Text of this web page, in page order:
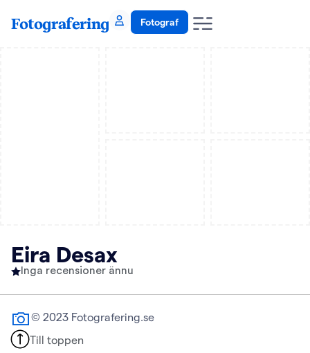
Fotografering Fotograf
Eira Desax
Inga recensioner ännu
© 2023 Fotografering.se
Till toppen